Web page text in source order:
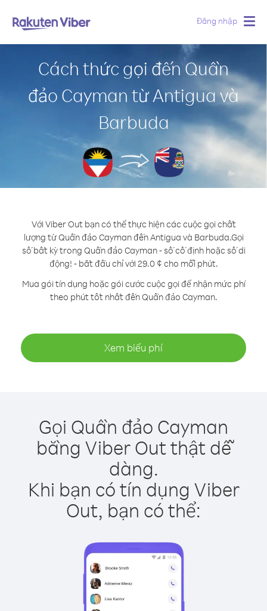
Đăng nhập
Cách thức gọi đến Quần
đảo Cayman từ Antigua và
Barbuda
Với Viber Out bạn có thể thực hiện các cuộc gọi chất
lượng từ Quần đảo Cayman đến Antigua và Barbuda.Gọi
số bất kỳ trong Quần đảo Cayman - số cố định hoặc số di
động! - bắt đầu chỉ với 29.0 ¢ cho mỗi phút.
Mua gói tín dụng hoặc gói cước cuộc gọi để nhận mức phí
theo phút tốt nhất đến Quần đảo Cayman.
Xem biểu phí
Gọi Quần đảo Cayman
bằng Viber Out thật dễ
dàng.
Khi bạn có tín dụng Viber
Out, bạn có thể: